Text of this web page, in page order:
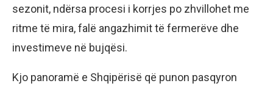
sezonit, ndërsa procesi i korrjes po zhvillohet me
ritme të mira, falë angazhimit të fermerëve dhe
investimeve në bujqësi.
Kjo panoramë e Shqipërisë që punon pasqyron